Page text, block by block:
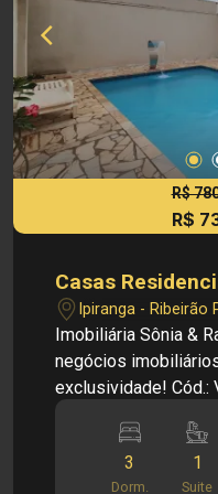
imóveis, sem aviso
R$
R$
Casas
Ipiranga - Ribeirão
Imobiliária Sônia &
negócios
exclusividade! Cód.: V33456 Principais
jantar - Escritório -
armários - Banheiro
3
Dorm.
1
Suite